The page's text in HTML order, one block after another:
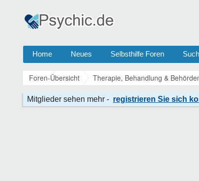
Home Neues Selbsthilfe Foren
Foren-Übersicht Therapie, Behandlung &